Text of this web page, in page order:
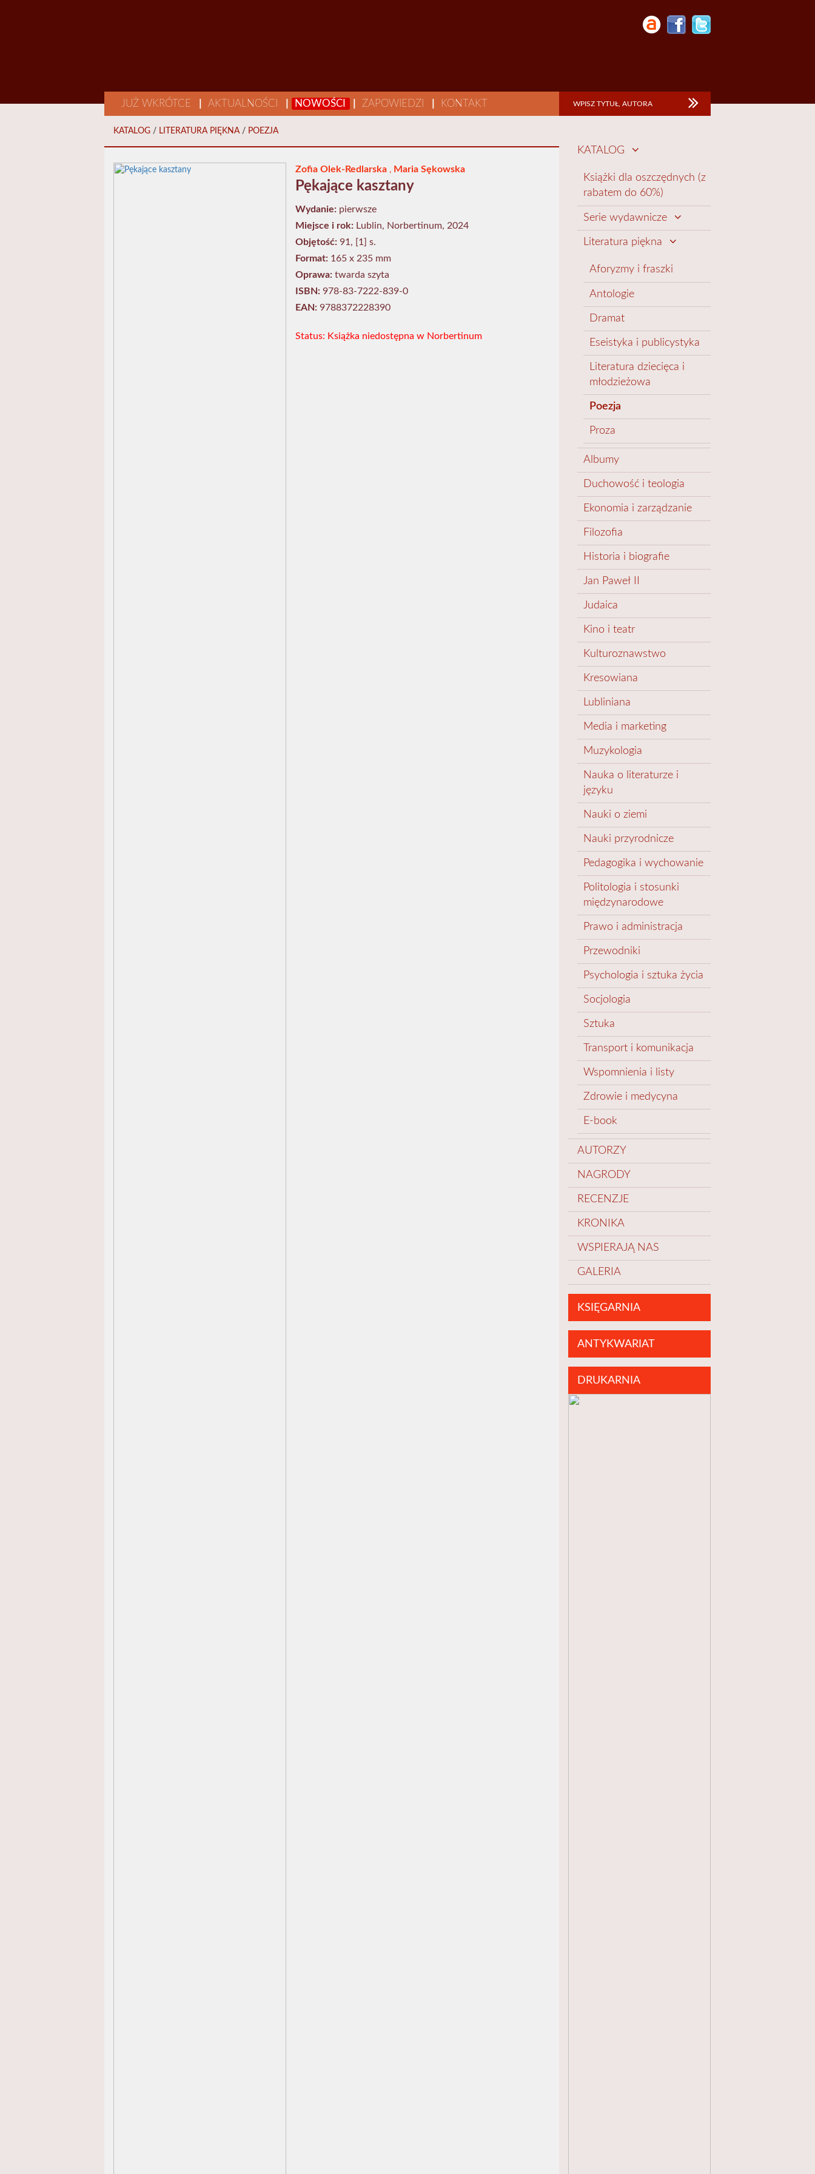
JUŻ WKRÓTCE AKTUALNOŚCI NOWOŚCI ZAPOWIEDZI KONTAKT
KATALOG / LITERATURA PIĘKNA / POEZJA
Zofia Olek-Redlarska , Maria Sękowska
Pękające kasztany
Wydanie: pierwsze
Miejsce i rok: Lublin, Norbertinum, 2024
Objętość: 91, [1] s.
Format: 165 x 235 mm
Oprawa: twarda szyta
ISBN: 978-83-7222-839-0
EAN: 9788372228390
Status: Książka niedostępna w Norbertinum
KATALOG
Książki dla oszczędnych (z
rabatem do 60%)
Serie wydawnicze
Literatura piękna
Aforyzmy i fraszki
Antologie
Dramat
Eseistyka i publicystyka
Literatura dziecięca i
młodzieżowa
Poezja
Proza
Albumy
Duchowość i teologia
Ekonomia i zarządzanie
Filozofia
Historia i biografie
Jan Paweł II
Judaica
Kino i teatr
Kulturoznawstwo
Kresowiana
Lubliniana
Media i marketing
Muzykologia
Nauka o literaturze i
języku
Nauki o ziemi
Nauki przyrodnicze
Pedagogika i wychowanie
Politologia i stosunki
międzynarodowe
Prawo i administracja
Przewodniki
Psychologia i sztuka życia
Socjologia
Sztuka
Transport i komunikacja
Wspomnienia i listy
Zdrowie i medycyna
E-book
AUTORZY
NAGRODY
RECENZJE
KRONIKA
WSPIERAJĄ NAS
GALERIA
KSIĘGARNIA
ANTYKWARIAT
DRUKARNIA